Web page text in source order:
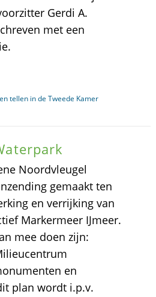
Gerdi A.
met een
tellen in de Tweede Kamer
Noordvleugel
gemaakt ten
en verrijking van
Markermeer IJmeer.
mee doen zijn:
en
plan wordt i.p.v.